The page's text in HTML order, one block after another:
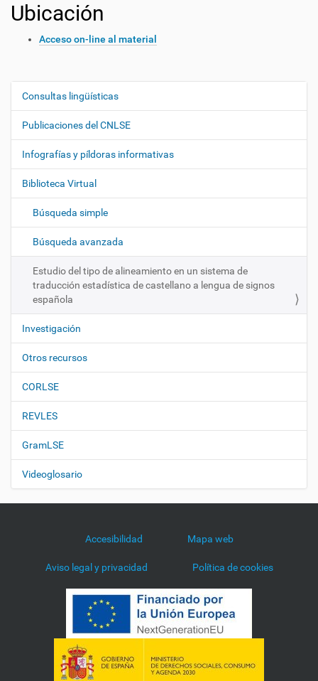
Ubicación
Acceso on-line al material
N
e
g
a
i
n
Consultas lingüísticas
Publicaciones del CNLSE
Infografías y píldoras informativas
Biblioteca Virtual
Búsqueda simple
Búsqueda avanzada
Estudio del tipo de alineamiento en un sistema de
traducción estadística de castellano a lengua de signos
española
Investigación
Otros recursos
CORLSE
REVLES
GramLSE
Videoglosario
Accesibilidad Mapa web
Aviso legal y privacidad Política de cookies